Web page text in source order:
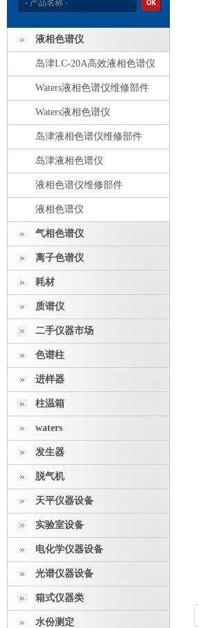
液相色谱仪
岛津LC-20A高效液相色谱仪
Waters液相色谱仪维修部件
Waters液相色谱仪
岛津液相色谱仪维修部件
岛津液相色谱仪
液相色谱仪维修部件
液相色谱仪
气相色谱仪
离子色谱仪
耗材
质谱仪
二手仪器市场
色谱柱
进样器
柱温箱
waters
发生器
脱气机
天平仪器设备
实验室设备
电化学仪器设备
光谱仪器设备
箱式仪器类
水份测定